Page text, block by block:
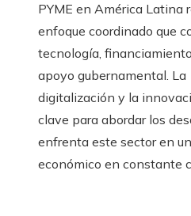
PYME en América Latina
enfoque coordinado que
tecnología,
apoyo gubernamental. La
digitalización y la
clave para abordar los
enfrenta este sector en
económico en constante